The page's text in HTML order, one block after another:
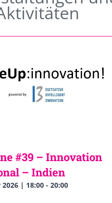
#39 – Innovation
– Indien
2026 | 18:00- 20:00